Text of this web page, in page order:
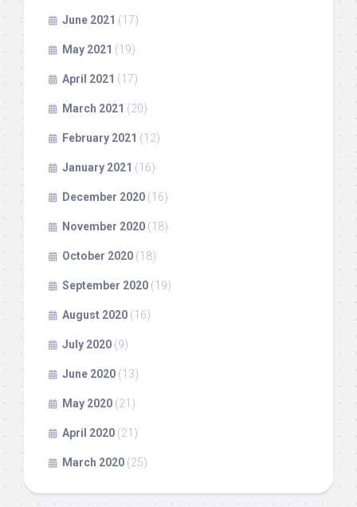
June 2021 (17)
May 2021 (19)
April 2021 (17)
March 2021 (20)
February 2021 (12)
January 2021 (16)
December 2020 (16)
November 2020 (18)
October 2020 (18)
September 2020 (19)
August 2020 (16)
July 2020 (9)
June 2020 (13)
May 2020 (21)
April 2020 (21)
March 2020 (25)